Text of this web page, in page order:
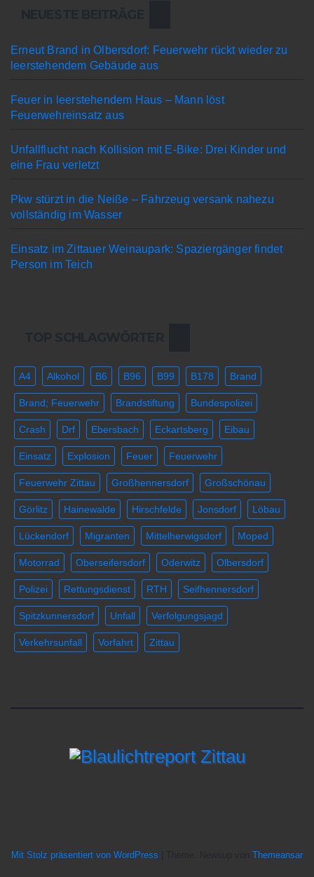
Erneut Brand in Olbersdorf: Feuerwehr rückt wieder zu
leerstehendem Gebäude aus
Feuer in leerstehendem Haus – Mann löst
Feuerwehreinsatz aus
Unfallflucht nach Kollision mit E-Bike: Drei Kinder und
eine Frau verletzt
Pkw stürzt in die Neiße – Fahrzeug versank nahezu
vollständig im Wasser
Einsatz im Zittauer Weinaupark: Spaziergänger findet
Person im Teich
A4 Alkohol B6 B96 B99 B178 Brand
Brand; Feuerwehr Brandstiftung Bundespolizei
Crash Drf Ebersbach Eckartsberg Eibau
Einsatz Explosion Feuer Feuerwehr
Feuerwehr Zittau Großhennersdorf Großschönau
Görlitz Hainewalde Hirschfelde Jonsdorf Löbau
Lückendorf Migranten Mittelherwigsdorf Moped
Motorrad Oberseifersdorf Oderwitz Olbersdorf
Polizei Rettungsdienst RTH Seifhennersdorf
Spitzkunnersdorf Unfall Verfolgungsjagd
Verkehrsunfall Vorfahrt Zittau
Mit Stolz präsentiert von WordPress Themeansar